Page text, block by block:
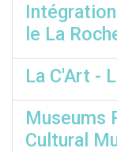
le La
La C'Art -
Museums
Cultural